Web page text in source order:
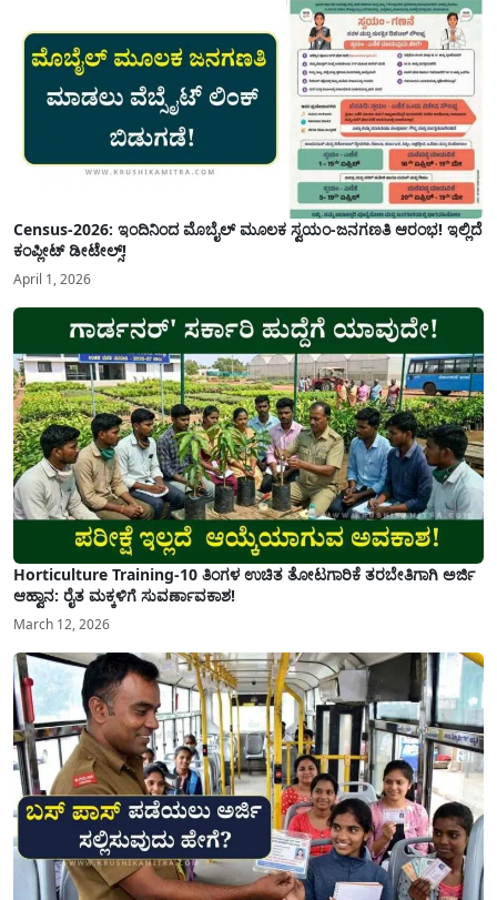
Census-2026: ಇಂದಿನಿಂದ ಮೊಬೈಲ್ ಮೂಲಕ ಸ್ವಯಂ-ಜನಗಣತಿ ಆರಂಭ! ಇಲ್ಲಿದೆ
ಕಂಪ್ಲೀಟ್ ಡೀಟೇಲ್ಸ್!
April 1, 2026
Horticulture Training-10 ತಿಂಗಳ ಉಚಿತ ತೋಟಗಾರಿಕೆ ತರಬೇತಿಗಾಗಿ ಅರ್ಜಿ
ಆಹ್ವಾನ: ರೈತ ಮಕ್ಕಳಿಗೆ ಸುವರ್ಣಾವಕಾಶ!
March 12, 2026